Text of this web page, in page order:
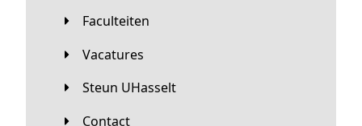
Faculteiten
Vacatures
Steun UHasselt
Contact